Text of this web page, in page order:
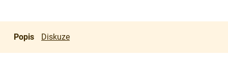
Popis Diskuze